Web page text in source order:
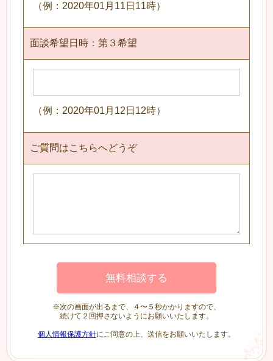
（例：2020年01月11日11時）
面談希望日時：第３希望
（例：2020年01月12日12時）
ご質問はこちらへどうぞ
※次の画面が出るまで、４〜５秒かかりますので、
続けて２回押さないようにお願いいたします。
個人情報保護方針にご同意の上、送信をお願いいたします。